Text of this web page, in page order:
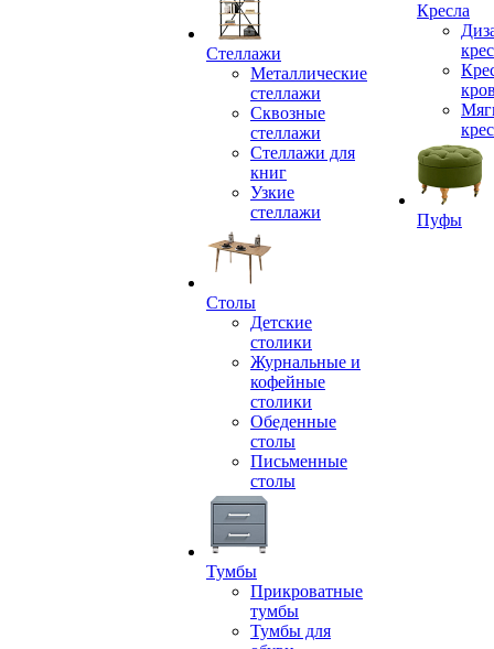
Стеллажи
Металлические
стеллажи
Сквозные
стеллажи
Стеллажи для
книг
Узкие
стеллажи
Столы
Детские
столики
Журнальные и
кофейные
столики
Обеденные
столы
Письменные
столы
Тумбы
Прикроватные
тумбы
Тумбы для
Кресла
Пуфы